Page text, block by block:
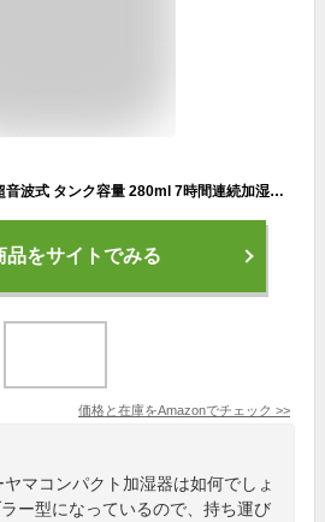
アイリスオーヤマ 加湿器 超音波式 タンク容量 280ml 7時間連続加湿 小型 卓上 車内 デスク用 タンブラー型 USB給電 UHM-U01-B エスプレッソ
品をサイトでみる
価格と在庫をAmazonでチェック >>
マコンパクト加湿器は如何でしょ
ー型になっているので、持ち運び